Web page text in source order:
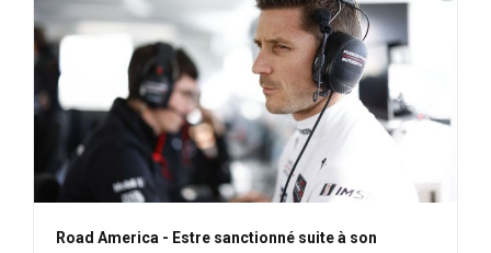
Road America - Estre sanctionné suite à son